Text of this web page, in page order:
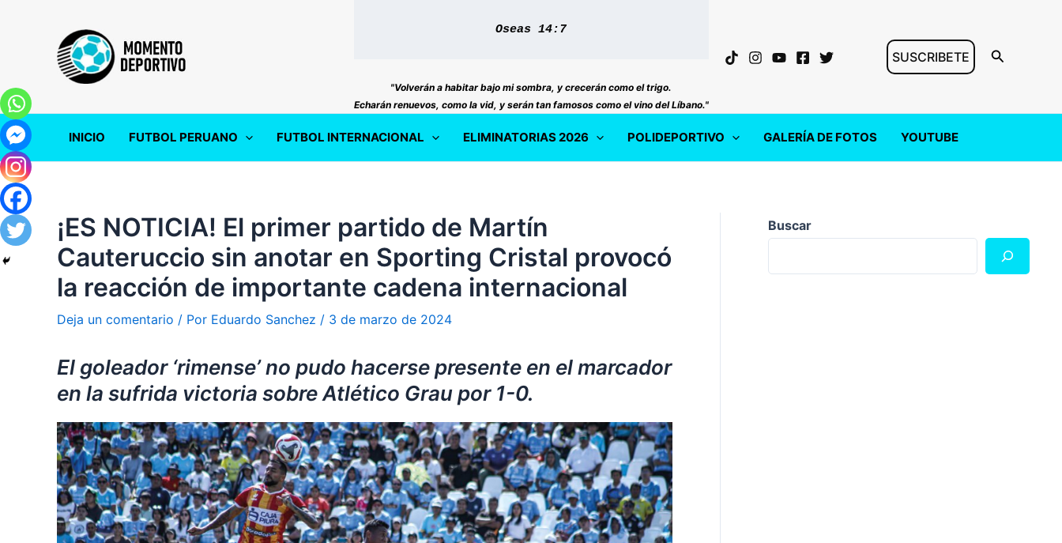
contenido
Oseas 14:7
"Volverán a habitar bajo mi sombra, y crecerán como el trigo.
Echarán renuevos, como la vid, y serán tan famosos como el vino del Líbano."
SUSCRIBETE Buscar
INICIO FUTBOL PERUANO FUTBOL INTERNACIONAL ELIMINATORIAS 2026 POLIDEPORTIVO GALERÍA DE FOTOS YOUTUBE
¡ES NOTICIA! El primer partido de Martín
Cauteruccio sin anotar en Sporting Cristal provocó
la reacción de importante cadena internacional
Deja un comentario / Por Eduardo Sanchez / 3 de marzo de 2024
El goleador ‘rimense’ no pudo hacerse presente en el marcador
en la sufrida victoria sobre Atlético Grau por 1-0.
Buscar